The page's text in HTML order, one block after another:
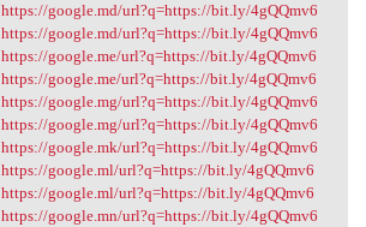
https://google.md/url?q=https://bit.ly/4gQQmv6
https://google.md/url?q=https://bit.ly/4gQQmv6
https://google.me/url?q=https://bit.ly/4gQQmv6
https://google.me/url?q=https://bit.ly/4gQQmv6
https://google.mg/url?q=https://bit.ly/4gQQmv6
https://google.mg/url?q=https://bit.ly/4gQQmv6
https://google.mk/url?q=https://bit.ly/4gQQmv6
https://google.ml/url?q=https://bit.ly/4gQQmv6
https://google.ml/url?q=https://bit.ly/4gQQmv6
https://google.mn/url?q=https://bit.ly/4gQQmv6